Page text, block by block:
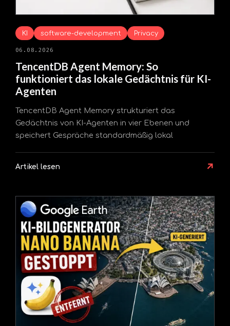
KI software-development Privacy
06.08.2026
TencentDB Agent Memory: So
funktioniert das lokale Gedächtnis für KI-
Agenten
TencentDB Agent Memory strukturiert das
Gedächtnis von KI-Agenten in vier Ebenen und
speichert Gespräche standardmäßig lokal
Artikel lesen ↗